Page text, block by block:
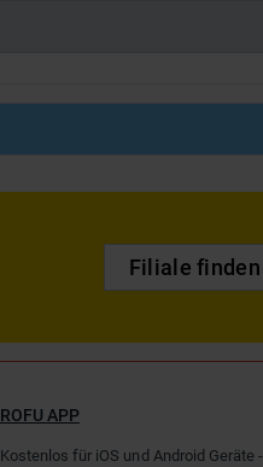
Filiale finden
ROFU APP
Kostenlos für iOS und Android Geräte -